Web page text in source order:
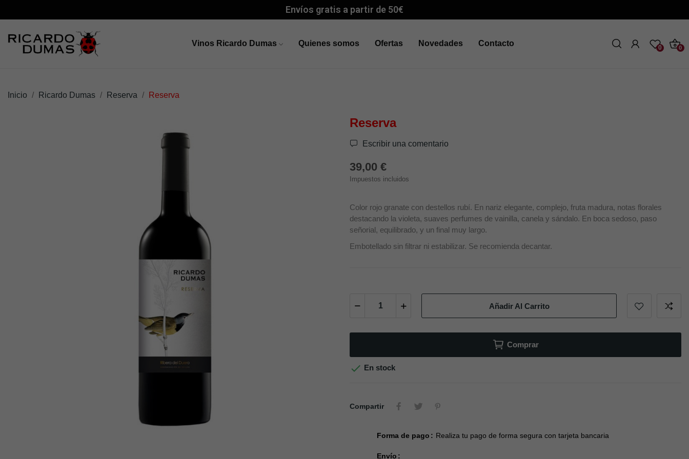
Envíos gratis a partir de 50€
Vinos Ricardo Dumas Quienes somos Ofertas Novedades Contacto
0 0
Inicio Ricardo Dumas Reserva Reserva
Reserva
Escribir una comentario
39,00 €
Impuestos incluidos
Color rojo granate con destellos rubí. En nariz elegante, complejo, fruta madura, notas florales
destacando la violeta, suaves perfumes de vainilla, canela y sándalo. En boca sedoso, paso
señorial, equilibrado, y un final muy largo.
Embotellado sin filtrar ni estabilizar. Se recomienda decantar.
Añadir Al Carrito
Comprar
 En stock
Compartir
Forma de pago Realiza tu pago de forma segura con tarjeta bancaria
Envío